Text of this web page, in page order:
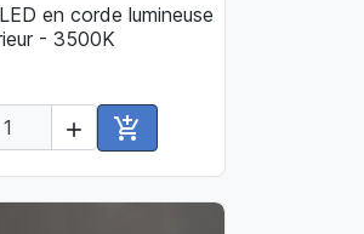
Aperçu rapide
en corde lumineuse
- 3500K
 
Ajouter au panier